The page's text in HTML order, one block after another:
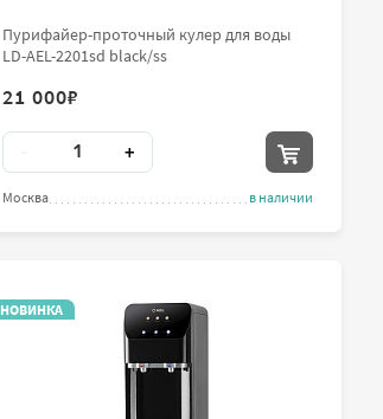
Пурифайер-проточный кулер для воды
LD-AEL-2201sd black/ss
21 000₽
Количество +
Москва в наличии
НОВИНКА